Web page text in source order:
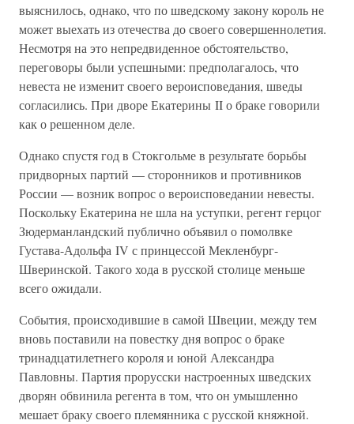
выяснилось, однако, что по шведскому закону король не
может выехать из отечества до своего совершеннолетия.
Несмотря на это непредвиденное обстоятельство,
переговоры были успешными: предполагалось, что
невеста не изменит своего вероисповедания, шведы
согласились. При дворе Екатерины II о браке говорили
как о решенном деле.
Однако спустя год в Стокгольме в результате борьбы
придворных партий — сторонников и противников
России — возник вопрос о вероисповедании невесты.
Поскольку Екатерина не шла на уступки, регент герцог
Зюдерманландский публично объявил о помолвке
Густава-Адольфа IV с принцессой Мекленбург-
Шверинской. Такого хода в русской столице меньше
всего ожидали.
События, происходившие в самой Швеции, между тем
вновь поставили на повестку дня вопрос о браке
тринадцатилетнего короля и юной Александра
Павловны. Партия прорусски настроенных шведских
дворян обвинила регента в том, что он умышленно
мешает браку своего племянника с русской княжной.